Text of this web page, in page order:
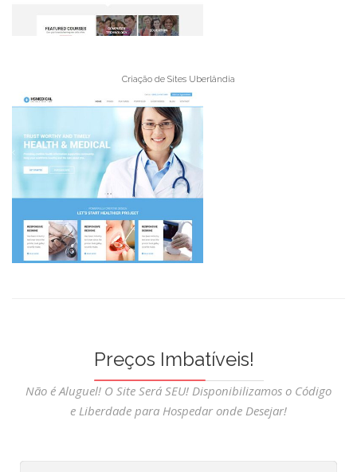
Criação de Sites Uberlândia
Preços Imbatíveis!
Não é Aluguel! O Site Será SEU! Disponibilizamos o Código
e Liberdade para Hospedar onde Desejar!